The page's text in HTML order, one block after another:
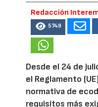
Redacción
5749
Desde el 24 de
el Reglamento
normativa de
requisitos más